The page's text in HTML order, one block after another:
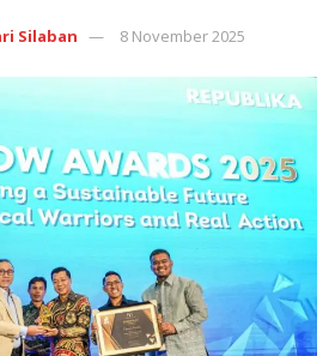
Silaban 8 November 2025